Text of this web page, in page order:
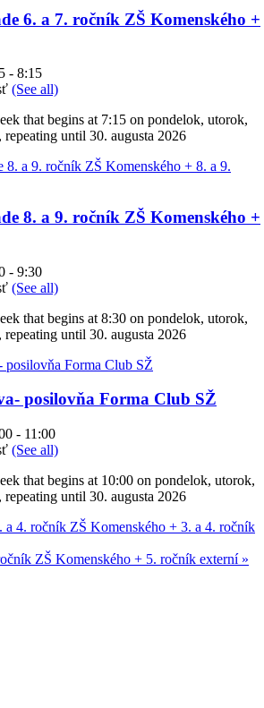
6. a 7. ročník ZŠ Komenského +
- 8:15
(See all)
that begins at 7:15 on pondelok, utorok,
repeating until 30. augusta 2026
8. a 9. ročník ZŠ Komenského +
- 9:30
(See all)
that begins at 8:30 on pondelok, utorok,
repeating until 30. augusta 2026
posilovňa Forma Club SŽ
- 11:00
(See all)
that begins at 10:00 on pondelok, utorok,
repeating until 30. augusta 2026
a 4. ročník ZŠ Komenského + 3. a 4. ročník
ZŠ Komenského + 5. ročník externí »